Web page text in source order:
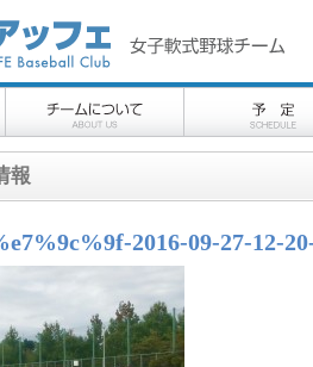
報
2016-09-27-12-